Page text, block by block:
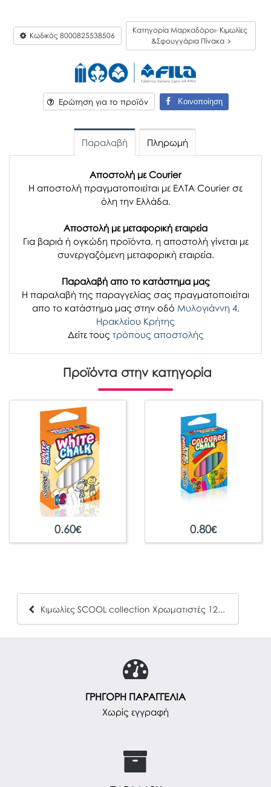
Κωδικός 8000825538506
Κατηγορία Μαρκαδόροι- Κιμωλίες
&Σφουγγάρια Πίνακα
Ερώτηση για το προϊόν Κοινοποίηση
Παραλαβή Πληρωμή
Αποστολή με Courier
Η αποστολή πραγματοποιείται με ΕΛΤΑ Courier σε
όλη την Ελλάδα.
Αποστολή με μεταφορική εταιρεία
Για βαριά ή ογκώδη προϊόντα, η αποστολή γίνεται με
συνεργαζόμενη μεταφορική εταιρεία.
Παραλαβή απο το κατάστημα μας
H παραλαβή της παραγγελίας σας πραγματοποιείται
απο το κατάστημα μας στην οδό Μυλογιάννη 4,
Ηρακλείου Κρήτης
Δείτε τους τρόπους αποστολής
Προϊόντα στην κατηγορία
0.60€ 0.80€
Κιμωλίες SCOOL collection Χρωματιστές 12τμχ
ΓΡΗΓΟΡΗ ΠΑΡΑΓΓΕΛΙΑ
Χωρίς εγγραφή